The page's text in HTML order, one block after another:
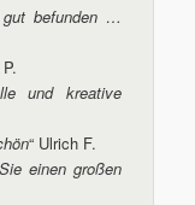
befunden …
und kreative
“ Ulrich F.
einen großen